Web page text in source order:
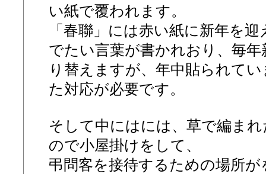
い紙で覆われます。
「春聯」には赤い紙に新年を
でたい言葉が書かれおり、毎
り替えますが、年中貼られて
た対応が必要です。
そして中にはには、草で編ま
ので小屋掛けをして、
弔問客を接待するための場所